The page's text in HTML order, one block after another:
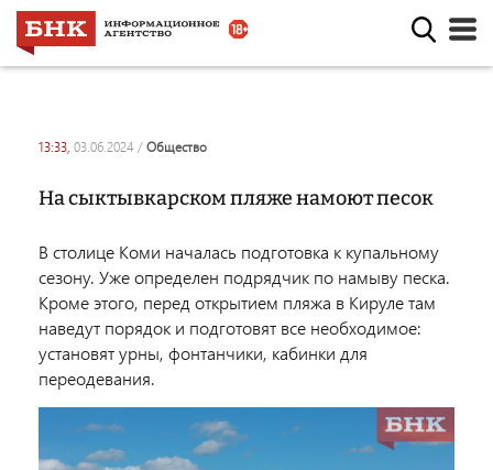
13:33, 03.06.2024 / общество
На сыктывкарском пляже намоют песок
В столице Коми началась подготовка к купальному
сезону. Уже определен подрядчик по намыву песка.
Кроме этого, перед открытием пляжа в Кируле там
наведут порядок и подготовят все необходимое:
установят урны, фонтанчики, кабинки для
переодевания.